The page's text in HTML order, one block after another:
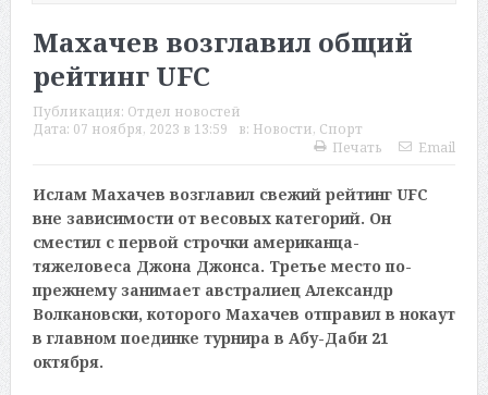
Махачев возглавил общий
рейтинг UFC
Публикация: Отдел новостей
Дата: 07 ноября, 2023 в 13:59 в: Новости, Спорт
Печать
Email
Ислам Махачев возглавил свежий рейтинг UFC
вне зависимости от весовых категорий. Он
сместил с первой строчки американца-
тяжеловеса Джона Джонса. Третье место по-
прежнему занимает австралиец Александр
Волкановски, которого Махачев отправил в нокаут
в главном поединке турнира в Абу-Даби 21
октября.